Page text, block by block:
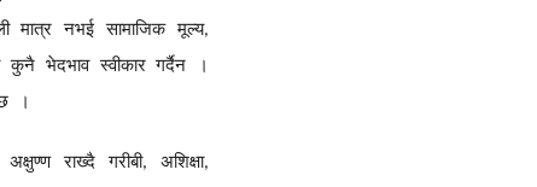
मात्र नभई सामाजिक मूल्य,
कुनै भेदभाव स्वीकार गर्दैन
।
।
अक्षुण्ण राख्दै गरीबी,अशिक्षा,